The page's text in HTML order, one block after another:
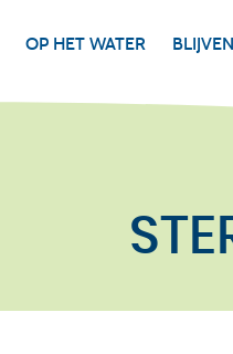
OP HET WATER